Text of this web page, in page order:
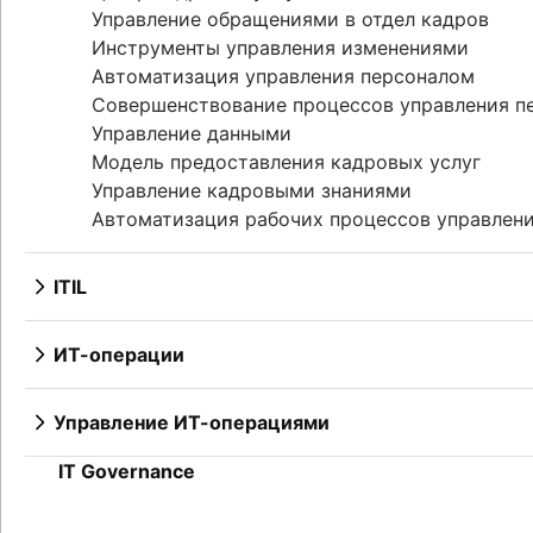
Compliance Management Software
Compliance Management Software
Управление обращениями в отдел кадров
Инструменты управления изменениями
Автоматизация управления персоналом
Совершенствование процессов управления
Управление данными
Модель предоставления кадровых услуг
Управление кадровыми знаниями
Автоматизация рабочих процессов
ITIL
Обзор
Руководство по стратегии обслуживания ITIL
Непрерывное улучшение служб
ИТ-операции
Обзор
Управление ИТ-инфраструктурой
Сетевая инфраструктура
Управление ИТ-операциями
Обзор
Обновление системы
IT Governance